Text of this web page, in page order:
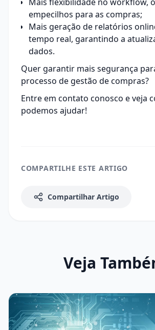
empecilhos para as compras;
Mais geração de relatórios
tempo real, garantindo a
dados.
Quer garantir mais segurança
processo de gestão de compras?
Entre em contato conosco e veja
podemos ajudar!
COMPARTILHE ESTE ARTIGO
Compartilhar Artigo
Veja